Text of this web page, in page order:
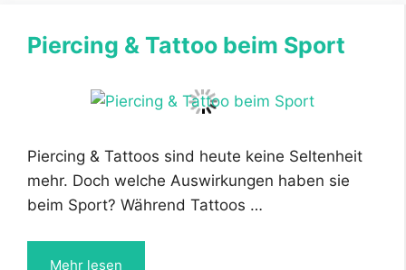
Piercing & Tattoo beim Sport
Piercing & Tattoos sind heute keine Seltenheit
mehr. Doch welche Auswirkungen haben sie
beim Sport? Während Tattoos …
Mehr lesen